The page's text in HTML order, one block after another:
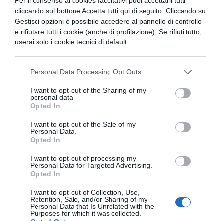
cliccando sul bottone Accetta tutti qui di seguito. Cliccando su
Gestisci opzioni è possibile accedere al pannello di controllo
e rifiutare tutti i cookie (anche di profilazione); Se rifiuti tutto,
userai solo i cookie tecnici di default.
Personal Data Processing Opt Outs
I want to opt-out of the Sharing of my
personal data.
Opted In
I want to opt-out of the Sale of my
Personal Data.
Opted In
I want to opt-out of processing my
Personal Data for Targeted Advertising.
Opted In
I want to opt-out of Collection, Use,
Retention, Sale, and/or Sharing of my
Personal Data that Is Unrelated with the
Purposes for which it was collected.
siano importanti, sia per gli uomini che per
le donne, perché la cura dell’anima parte
dalla cura del corpo, e perché una
primo impatto nelle diverse circostanze. E
poi Giovenale diceva “mens sana in corpore
sano”. Questo non basta però, un
bell’involucro deve possedere un
contenuto che almeno lo equipari.
Dovremmo essere noi donne di oggi a
continuare a combattere per i nostri diritti e
dimostrare quanto valiamo in tutti i campi,
non solo in quelli a cui gli uomini ci